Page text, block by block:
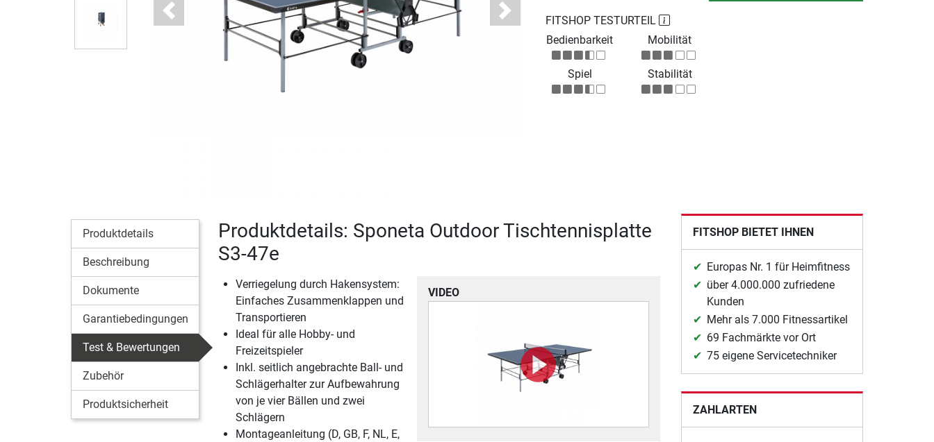
Previous Next
FITSHOP TESTURTEIL
Bedienbarkeit
Mobilität
Spiel Stabilität
Produktdetails
Beschreibung
Dokumente
Garantiebedingungen
Test & Bewertungen
Zubehör
Produktsicherheit
Produktdetails: Sponeta Outdoor Tischtennisplatte
S3-47e
VIDEO
Verriegelung durch Hakensystem:
Einfaches Zusammenklappen und
Transportieren
Ideal für alle Hobby- und
Freizeitspieler
Inkl. seitlich angebrachte Ball- und
Schlägerhalter zur Aufbewahrung
von je vier Bällen und zwei
Schlägern
Montageanleitung (D, GB, F, NL, E,
FITSHOP BIETET IHNEN
Europas Nr. 1 für Heimfitness
über 4.000.000 zufriedene
Kunden
Mehr als 7.000 Fitnessartikel
69 Fachmärkte vor Ort
75 eigene Servicetechniker
ZAHLARTEN